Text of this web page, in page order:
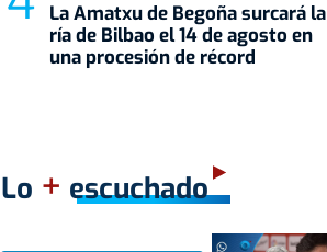
La Amatxu de Begoña surcará la
ría de Bilbao el 14 de agosto en
una procesión de récord
Lo + escuchado